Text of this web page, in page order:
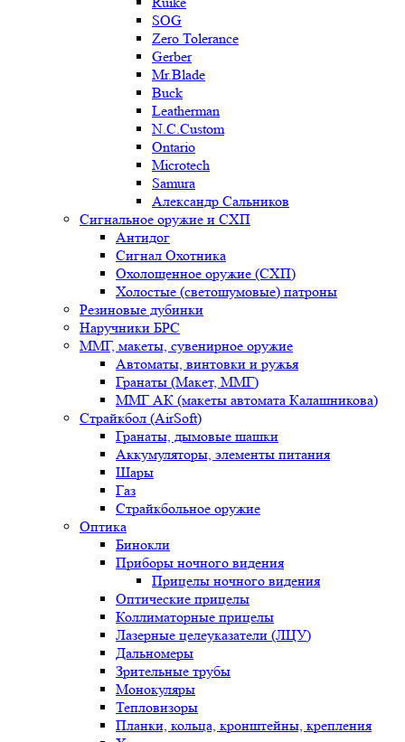
SOG
Zero Tolerance
Gerber
Mr.Blade
Buck
Leatherman
N.C.Custom
Ontario
Microtech
Samura
Александр Сальников
Сигнальное оружие и СХП
Антидог
Сигнал Охотника
Охолощенное оружие (СХП)
Холостые (светошумовые) патроны
Резиновые дубинки
Наручники БРС
ММГ, макеты, сувенирное оружие
Автоматы, винтовки и ружья
Гранаты (Макет, ММГ)
ММГ АК (макеты автомата Калашникова)
Страйкбол (AirSoft)
Гранаты, дымовые шашки
Аккумуляторы, элементы питания
Шары
Газ
Страйкбольное оружие
Оптика
Бинокли
Приборы ночного видения
Прицелы ночного видения
Оптические прицелы
Коллиматорные прицелы
Лазерные целеуказатели (ЛЦУ)
Дальномеры
Зрительные трубы
Монокуляры
Тепловизоры
Планки, кольца, кронштейны, крепления